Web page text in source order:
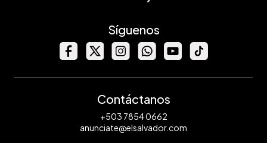
Síguenos
Contáctanos
+503 7854 0662
anunciate@elsalvador.com